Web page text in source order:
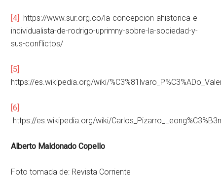
[4] https://www.sur.org.co/la-concepcion-ahistorica-e-
individualista-de-rodrigo-uprimny-sobre-la-sociedad-y-
sus-conflictos/
[5]
https://es.wikipedia.org/wiki/
[6]
https://es.wikipedia.org/wiki/
Alberto Maldonado Copello
Foto tomada de: Revista Corriente